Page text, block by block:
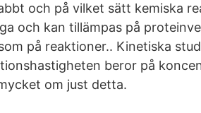
och på vilket sätt kemiska
och kan tillämpas på
på reaktioner.. Kinetiska
beror på
om just detta.